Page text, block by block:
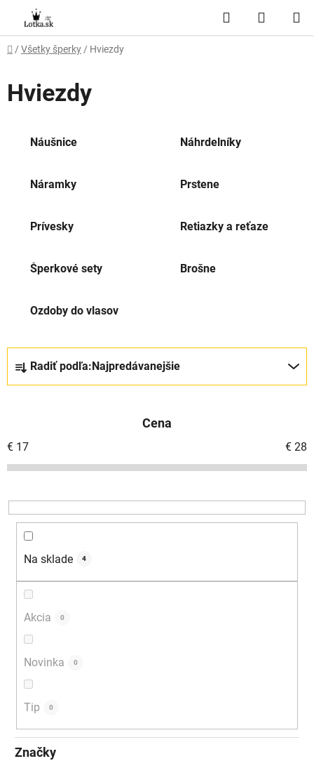
obsah
Hľadať
KOŠÍK
Domov
/ Všetky šperky / Hviezdy
Hviezdy
Náušnice Náhrdelníky
Náramky Prstene
Prívesky Retiazky a reťaze
Šperkové sety Brošne
Ozdoby do vlasov
i
e
r
o
Radiť podľa: Najpredávanejšie
Cena
€ 17 € 28
Na sklade 4
Akcia 0
Novinka 0
Tip 0
Značky